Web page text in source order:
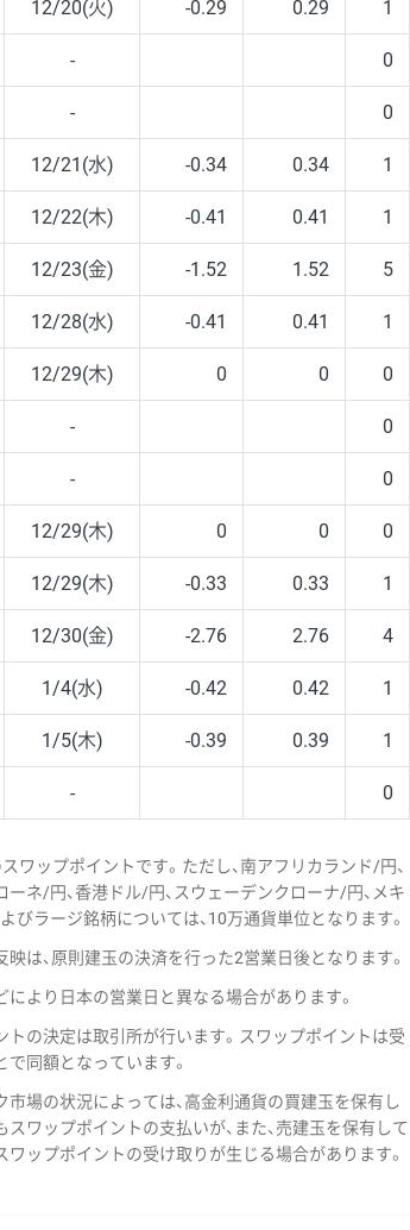
12/20(火) -0.29 0.29 1
- 0
- 0
12/21(水) -0.34 0.34 1
12/22(木) -0.41 0.41 1
12/23(金) -1.52 1.52 5
12/28(水) -0.41 0.41 1
12/29(木) 0 0 0
- 0
- 0
12/29(木) 0 0 0
12/29(木) -0.33 0.33 1
12/30(金) -2.76 2.76 4
1/4(水) -0.42 0.42 1
1/5(木) -0.39 0.39 1
- 0
ワップポイントです。ただし、南アフリカランド/円、
ーネ/円、香港ドル/円、スウェーデンクローナ/円、メキ
びラージ銘柄については、10万通貨単位となります。
は、原則建玉の決済を行った2営業日後となります。
により日本の営業日と異なる場合があります。
トの決定は取引所が行います。スワップポイントは受
同額となっています。
市場の状況によっては、高金利通貨の買建玉を保有し
スワップポイントの支払いが、また、売建玉を保有して
ワップポイントの受け取りが生じる場合があります。